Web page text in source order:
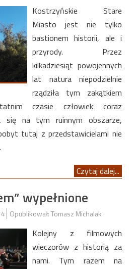
Kostrzyńskie Stare
Miasto jest nie tylko
bastionem historii, ale i
przyrody. Przez
kilkadziesiąt powojennych
lat natura niepodzielnie
rządziła tym zakątkiem
czasie człowiek coraz
się na tym ruinnym obszarze,
tutaj z przedstawicielami nie
Czytaj dalej...
wypełnione
Opublikował: Tomasz Michalak
Kolejny z filmowych
wieczorów z historią za
nami. Tym razem na